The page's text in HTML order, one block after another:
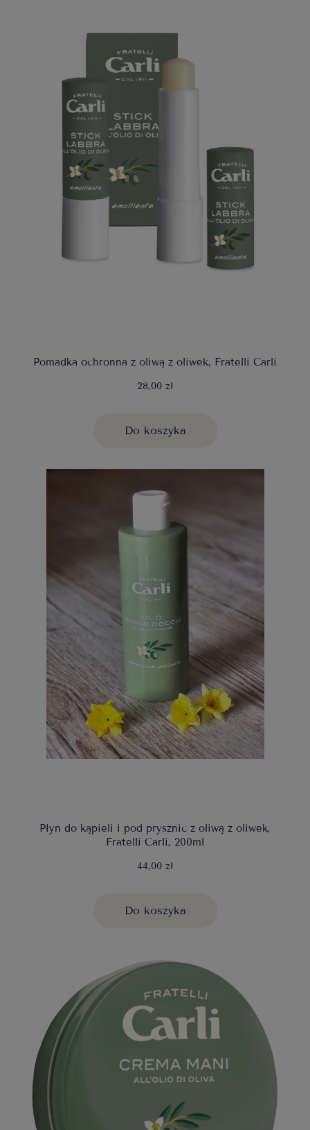
Pomadka ochronna z oliwą z oliwek, Fratelli Carli
28,00 zł
Do koszyka
Płyn do kąpieli i pod prysznic z oliwą z oliwek,
Fratelli Carli, 200ml
44,00 zł
Do koszyka